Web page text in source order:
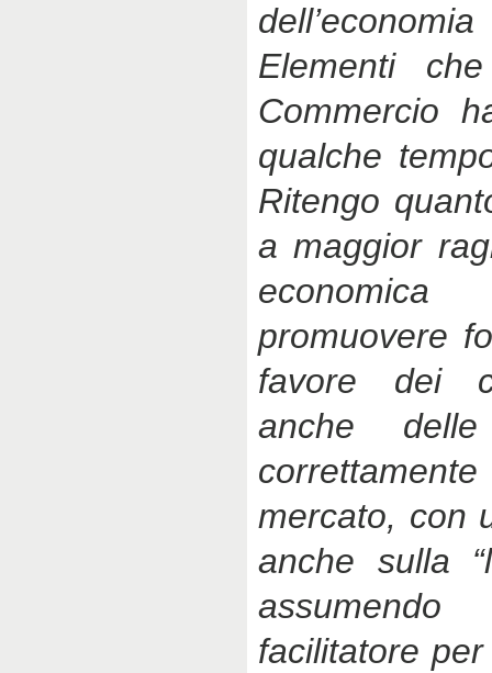
Elementi
Commercio
qualche
Ritengo
a maggior
economica
promuovere
favore dei
anche
mercato, con
anche sulla
facilitatore